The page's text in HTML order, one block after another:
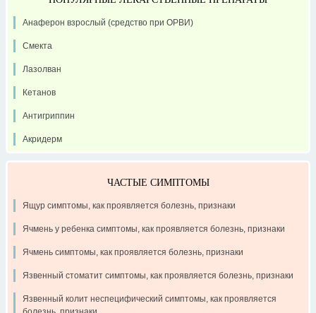
Анаферон взрослый (средство при ОРВИ)
Смекта
Лазолван
Кетанов
Антигриппин
Акридерм
ЧАСТЫЕ СИМПТОМЫ
Ящур симптомы, как проявляется болезнь, признаки
Ячмень у ребенка симптомы, как проявляется болезнь, признаки
Ячмень симптомы, как проявляется болезнь, признаки
Язвенный стоматит симптомы, как проявляется болезнь, признаки
Язвенный колит неспецифический симптомы, как проявляется